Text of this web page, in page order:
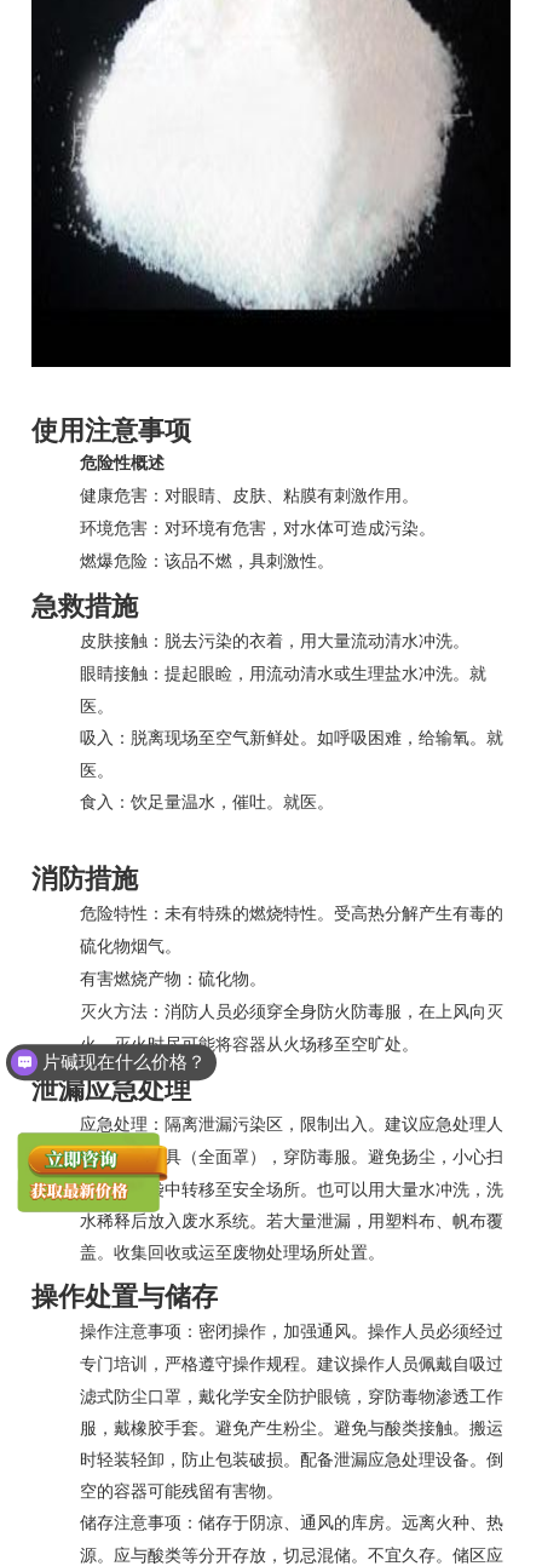
使用注意事项
危险性概述
健康危害：对眼睛、皮肤、粘膜有刺激作用。
环境危害：对环境有危害，对水体可造成污染。
燃爆危险：该品不燃，具刺激性。
急救措施
皮肤接触：脱去污染的衣着，用大量流动清水冲洗。
眼睛接触：提起眼睑，用流动清水或生理盐水冲洗。就
医。
吸入：脱离现场至空气新鲜处。如呼吸困难 ，给输氧。就
医。
食入：饮足量温水，催吐。就医。
消防措施
危险特性：未有特殊的燃烧特性。受高热分解产生有毒的
硫化物烟气。
有害燃烧产物：硫化物。
灭火方法：消防人员必须穿全身防火防毒服，在上风向灭
火。灭火时尽可能将容器从火场移至空旷处。
泄漏应急处理
应急处理：隔离泄漏污染区，限制出入。建议应急处理人
员戴防尘面具 （全面罩），穿防毒服。避免扬尘，小心扫
起，置于袋中转移至安全场所。也可以用大量水冲洗，洗
水稀释后放入废水系统。若大量泄漏，用塑料布、帆布覆
盖。收集回收或运至废物处理场所处置。
操作处置与储存
操作注意事项：密闭操作，加强通风。操作人员必须经过
专门培训，严格遵守操作规程。建议操作人员佩戴自吸过
滤式防尘口罩 ，戴化学安全防护眼镜，穿防毒物渗透工作
服，戴橡胶手套。避免产生粉尘。避免与酸类接触。搬运
时轻装轻卸，防止包装破损。配备泄漏应急处理设备。倒
空的容器可能残留有害物。
储存注意事项：储存于阴凉、通风的库房。远离火种、热
源。应与酸类等分开存放，切忌混储。不宜久存。储区应
片碱现在什么价格？
甲酸现在什么价格？